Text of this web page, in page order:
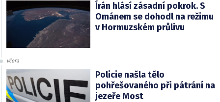
Írán hlásí zásadní pokrok. S
Ománem se dohodl na režimu
v Hormuzském průlivu
včera
Policie našla tělo
pohřešovaného při pátrání na
jezeře Most